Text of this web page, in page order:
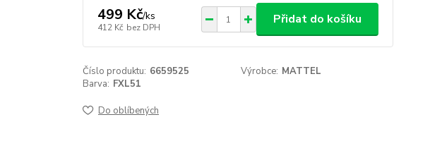
499 Kč/ks
412 Kč bez DPH
Přidat do košíku
Číslo produktu: 6659525 Výrobce: MATTEL
Barva: FXL51
Do oblíbených